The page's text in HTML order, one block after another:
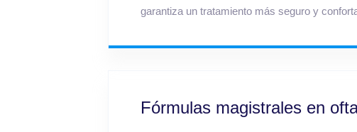
garantiza un tratamiento más seguro y
Fórmulas magistrales en